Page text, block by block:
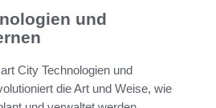
und
City Technologien und
die Art und Weise, wie